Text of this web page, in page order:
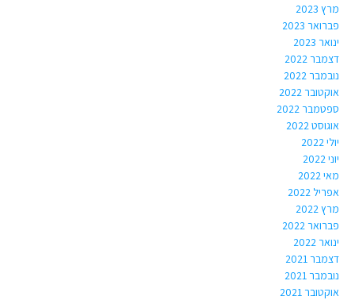
מרץ 2023
פברואר 2023
ינואר 2023
דצמבר 2022
נובמבר 2022
אוקטובר 2022
ספטמבר 2022
אוגוסט 2022
יולי 2022
יוני 2022
מאי 2022
אפריל 2022
מרץ 2022
פברואר 2022
ינואר 2022
דצמבר 2021
נובמבר 2021
אוקטובר 2021